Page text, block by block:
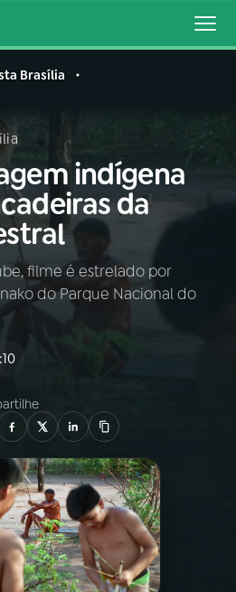
AO VIVO
Brasília
indígena
da
filme é estrelado por
do Parque Nacional do